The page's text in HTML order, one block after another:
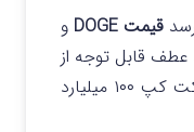
قیمت DOGE
و
عطف قابل توجه از
جمله رسیدن به ارزش بازار یا مارکت کپ ۱۰۰ میلیارد